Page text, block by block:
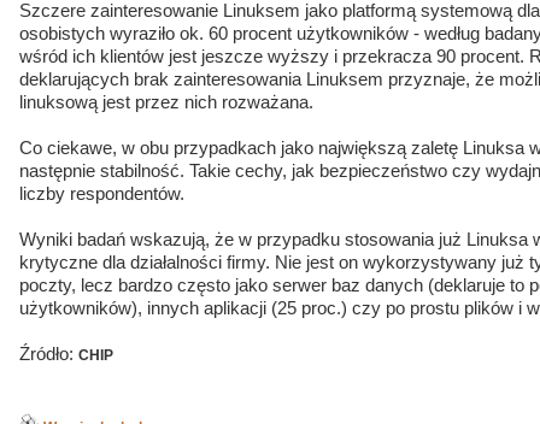
Szczere zainteresowanie Linuksem jako platformą systemową
osobistych wyraziło ok. 60 procent użytkowników - według
wśród ich klientów jest jeszcze wyższy i przekracza 90 procent.
deklarujących brak zainteresowania Linuksem przyznaje, że
linuksową jest przez nich rozważana.
Co ciekawe, w obu przypadkach jako największą zaletę Linuksa
następnie stabilność. Takie cechy, jak bezpieczeństwo czy
liczby respondentów.
Wyniki badań wskazują, że w przypadku stosowania już Linuksa
krytyczne dla działalności firmy. Nie jest on wykorzystywany już
poczty, lecz bardzo często jako serwer baz danych (deklaruje to
użytkowników), innych aplikacji (25 proc.) czy po prostu plików i
Źródło: CHIP